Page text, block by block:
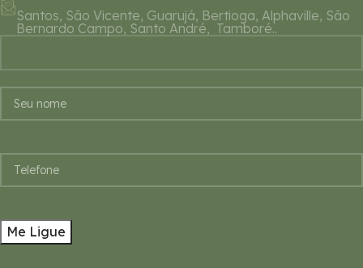
Santos, São Vicente, Guarujá, Bertioga, Alphaville, São
Bernardo Campo, Santo André, Tamboré..